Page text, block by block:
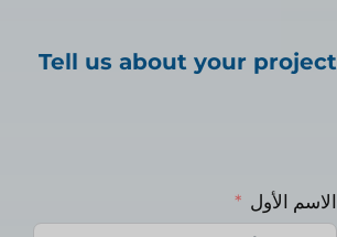
Tell us about your project
الاسم الأول